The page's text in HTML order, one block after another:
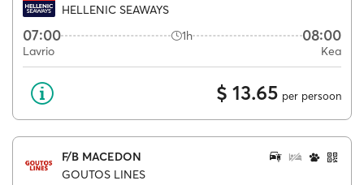
HELLENIC SEAWAYS
07:00 1h 08:00
Lavrio Kea
$ 13.65 per persoon
F/B MACEDON
GOUTOS LINES